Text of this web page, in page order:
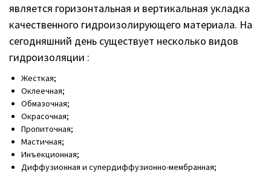
является горизонтальная и вертикальная укладка
качественного гидроизолирующего материала. На
сегодняшний день существует несколько видов
гидроизоляции :
Жесткая;
Оклеечная;
Обмазочная;
Окрасочная;
Пропиточная;
Мастичная;
Инъекционная;
Диффузионная и супердиффузионно-мембранная;